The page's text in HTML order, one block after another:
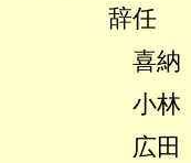
辞任
喜
小
広